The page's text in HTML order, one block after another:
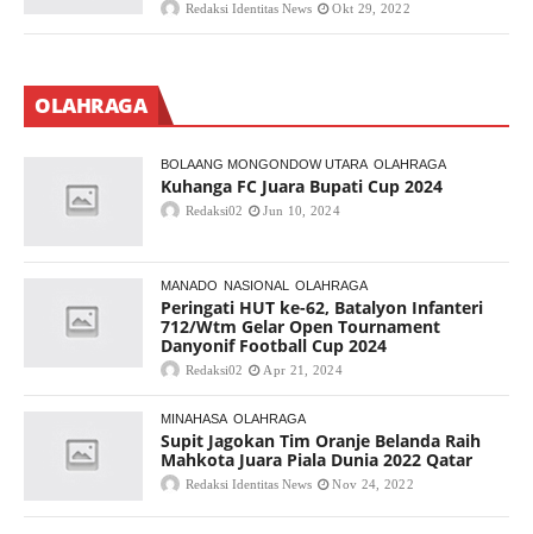
Redaksi Identitas News Okt 29, 2022
OLAHRAGA
BOLAANG MONGONDOW UTARA OLAHRAGA
Kuhanga FC Juara Bupati Cup 2024
Redaksi02 Jun 10, 2024
MANADO NASIONAL OLAHRAGA
Peringati HUT ke-62, Batalyon Infanteri
712/Wtm Gelar Open Tournament
Danyonif Football Cup 2024
Redaksi02 Apr 21, 2024
MINAHASA OLAHRAGA
Supit Jagokan Tim Oranje Belanda Raih
Mahkota Juara Piala Dunia 2022 Qatar
Redaksi Identitas News Nov 24, 2022